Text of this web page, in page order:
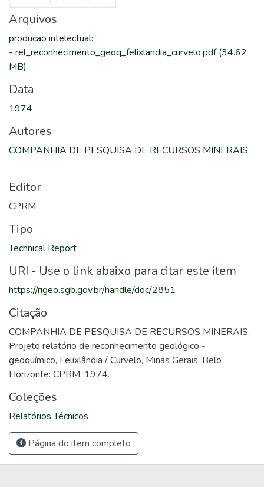
Arquivos
producao intelectual:
- rel_reconhecimento_geoq_felixlandia_curvelo.pdf(34.62
MB)
Data
1974
Autores
COMPANHIA DE PESQUISA DE RECURSOS MINERAIS
Editor
CPRM
Tipo
Technical Report
URI - Use o link abaixo para citar este item
https://rigeo.sgb.gov.br/handle/doc/2851
Citação
COMPANHIA DE PESQUISA DE RECURSOS MINERAIS.
Projeto relatório de reconhecimento geológico -
geoquímico, Felixlândia / Curvelo, Minas Gerais. Belo
Horizonte: CPRM, 1974.
Coleções
Relatórios Técnicos
Página do item completo